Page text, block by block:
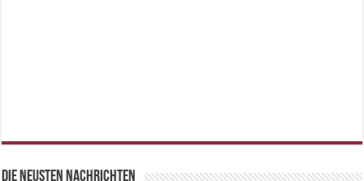
Die neusten Nachrichten